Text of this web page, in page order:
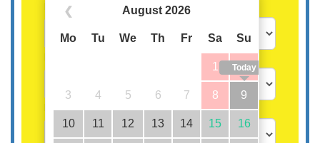
❮ August 2026
Mo Tu We Th Fr Sa Su
1 2
3 4 5 6 7 8 9
Today
10 11 12 13 14 15 16
Persone